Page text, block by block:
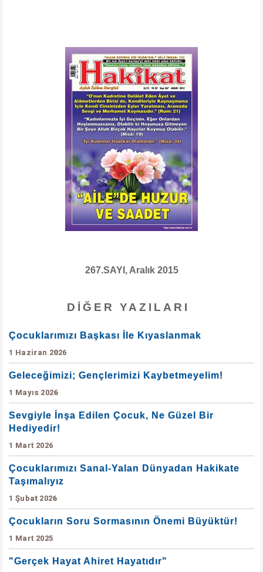
267.SAYI, Aralık 2015
DIĞER YAZILARI
Çocuklarımızı Başkası İle Kıyaslanmak
1 Haziran 2026
Geleceğimizi; Gençlerimizi Kaybetmeyelim!
1 Mayıs 2026
Sevgiyle İnşa Edilen Çocuk, Ne Güzel Bir
Hediyedir!
1 Mart 2026
Çocuklarımızı Sanal-Yalan Dünyadan Hakikate
Taşımalıyız
1 Şubat 2026
Çocukların Soru Sormasının Önemi Büyüktür!
1 Mart 2025
"Gerçek Hayat Ahiret Hayatıdır"